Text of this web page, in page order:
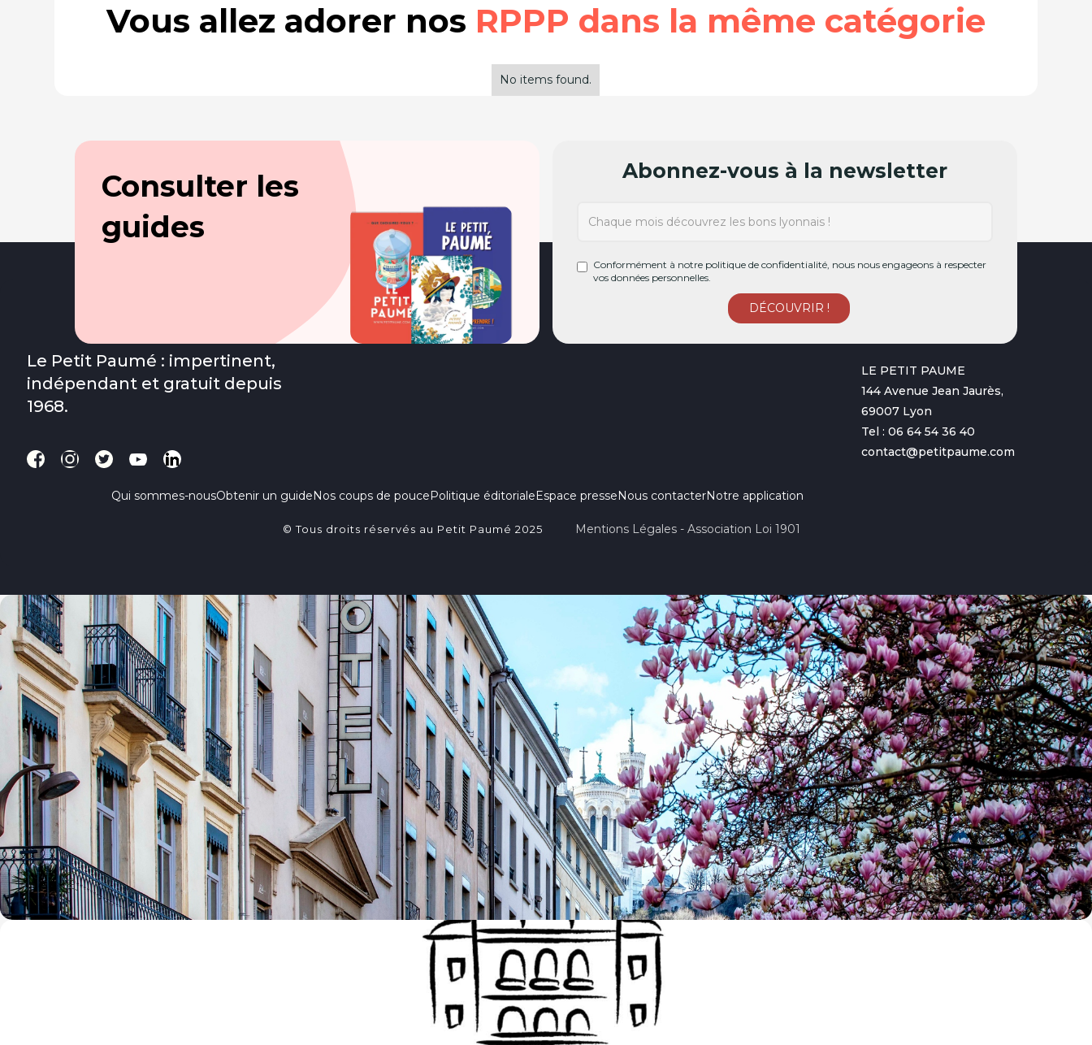
Vous allez adorer nos RPPP dans la même catégorie
No items found.
Consulter les
guides
Abonnez-vous à la newsletter
Conformément à notre politique de confidentialité, nous nous engageons à respecter
vos données personnelles.
Le Petit Paumé : impertinent,
indépendant et gratuit depuis
1968.
Qui sommes-nousObtenir un guideNos coups de poucePolitique éditorialeEspace presseNous contacterNotre application
LE PETIT PAUME
144 Avenue Jean Jaurès,
69007 Lyon
Tel : 06 64 54 36 40
contact@petitpaume.com
© Tous droits réservés au Petit Paumé 2025 Mentions Légales - Association Loi 1901